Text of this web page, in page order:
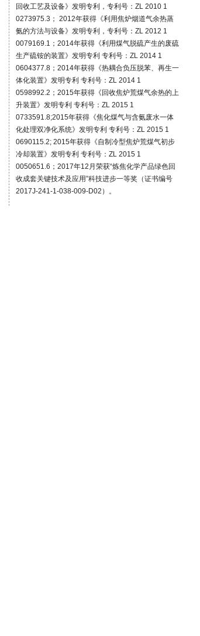
回收工艺及设备》发明专利，专利号：ZL 2010 1
0273975.3； 2012年获得《利用焦炉烟道气余热蒸
氨的方法与设备》发明专利，专利号：ZL 2012 1
0079169.1；2014年获得《利用煤气脱硫产生的废硫
生产硫铵的装置》发明专利 专利号：ZL 2014 1
0604377.8；2014年获得《热耦合负压脱苯、再生一
体化装置》发明专利 专利号：ZL 2014 1
0598992.2；2015年获得《回收焦炉荒煤气余热的上
升装置》发明专利 专利号：ZL 2015 1
0733591.8;2015年获得《焦化煤气与含氨废水一体
化处理双净化系统》发明专利 专利号：ZL 2015 1
0690115.2; 2015年获得《自制冷型焦炉荒煤气初步
冷却装置》发明专利 专利号：ZL 2015 1
0050651.6；2017年12月荣获“炼焦化学产品绿色回
收成套关键技术及应用”科技进步一等奖（证书编号
2017J-241-1-038-009-D02）。